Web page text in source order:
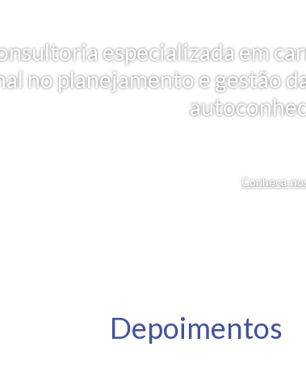
especializada em
no planejamento e gestão
Conheça-
Depoimentos